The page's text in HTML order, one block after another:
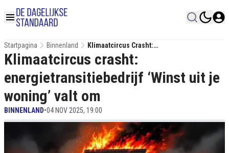
Startpagina Binnenland
Klimaatcircus Crasht:
Energietransitiebedrijf ‘Winst Uit Je
Woning’ Valt Om
Klimaatcircus crasht:
energietransitiebedrijf ‘Winst uit je
woning’ valt om
BINNENLAND•04 NOV 2025, 19:00